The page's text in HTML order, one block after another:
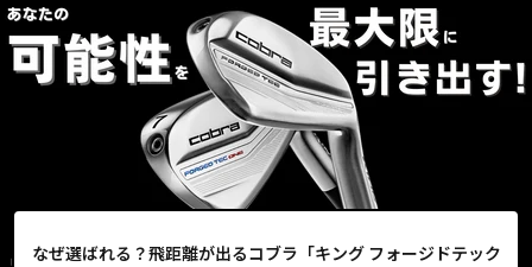
なぜ選ばれる？飛距離が出るコブラ「キング フォージドテック